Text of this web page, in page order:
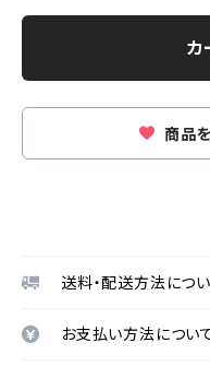
カ
商品
送料・配送方法につ
お支払い方法につい